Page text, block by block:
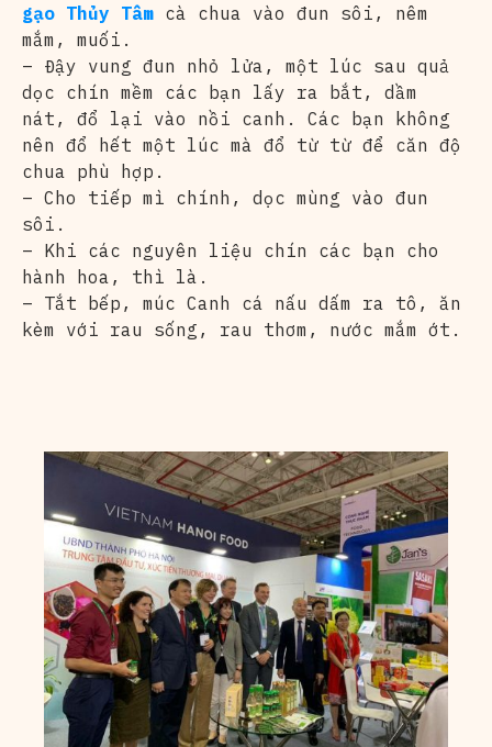
gạo Thủy Tâm cà chua vào đun sôi, nêm
mắm, muối.
– Đậy vung đun nhỏ lửa, một lúc sau quả
dọc chín mềm các bạn lấy ra bắt, dầm
nát, đổ lại vào nồi canh. Các bạn không
nên đổ hết một lúc mà đổ từ từ để căn độ
chua phù hợp.
– Cho tiếp mì chính, dọc mùng vào đun
sôi.
– Khi các nguyên liệu chín các bạn cho
hành hoa, thì là.
– Tắt bếp, múc Canh cá nấu dấm ra tô, ăn
kèm với rau sống, rau thơm, nước mắm ớt.